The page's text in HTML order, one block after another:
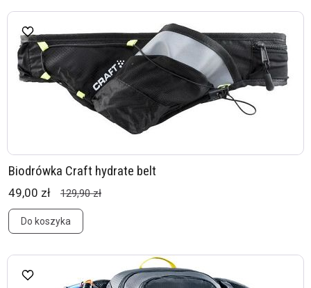
Biodrówka Craft hydrate belt
49,00 zł 129,90 zł
Do koszyka